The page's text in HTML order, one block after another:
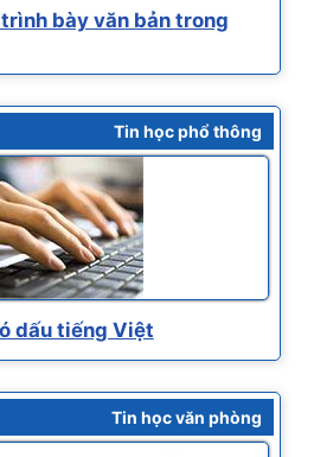
bày văn bản trong
Tin học phổ thông
dấu tiếng Việt
Tin học văn phòng